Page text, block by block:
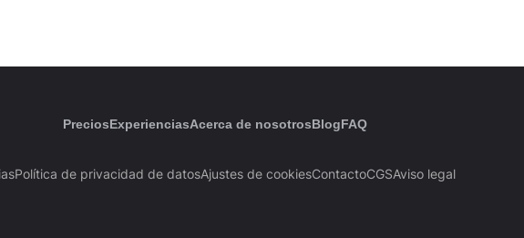
PreciosExperienciasAcerca de nosotrosBlogFAQ
Política de privacidad de datosAjustes de cookiesContactoCGSAviso legal